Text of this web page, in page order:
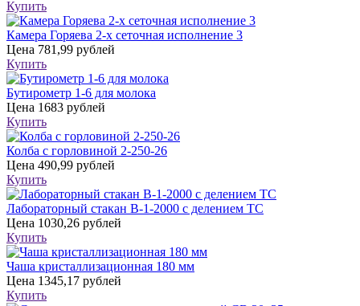
Купить
Камера Горяева 2-х сеточная исполнение 3
Цена 781,99 рублей
Купить
Бутирометр 1-6 для молока
Цена 1683 рублей
Купить
Колба с горловиной 2-250-26
Цена 490,99 рублей
Купить
Лабораторный стакан В-1-2000 с делением ТС
Цена 1030,26 рублей
Купить
Чаша кристаллизационная 180 мм
Цена 1345,17 рублей
Купить